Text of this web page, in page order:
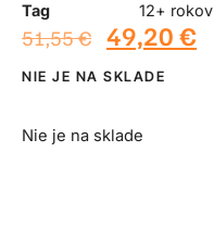
Tag
12+ rokov
51,55€ 49,20 €
NIE JE NA SKLADE
Nie je na sklade